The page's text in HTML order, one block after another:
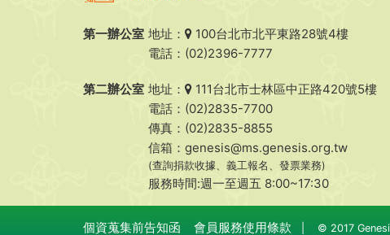
第一辦公室 地址：
100台北市北平東路28號4樓
電話：(02)2396-7777
第二辦公室 地址：
111台北市士林區中正路420號5樓
電話：(02)2835-7700
傳真：(02)2835-8855
信箱： genesis@ms.genesis.org.tw
(查詢捐款收據、義工報名、發票業務)
服務時間:週一至週五 8:00~17:30
個資蒐集前告知函 會員服務使用條款 © 2017